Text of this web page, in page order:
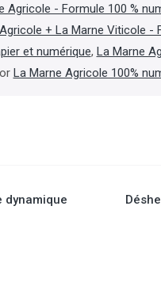
Agricole - Formule 100 %
+ La Marne Viticole -
et numérique, La Marne
La Marne Agricole 100%
dynamique
L’Association
professionnels de la
un communiqué du
conséquences «